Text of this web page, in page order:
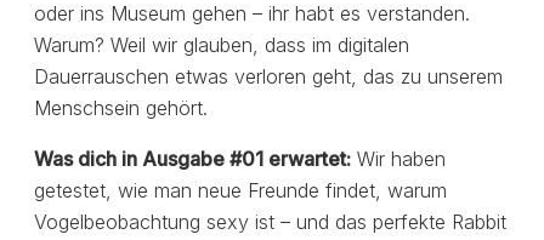
oder ins Museum gehen – ihr habt es verstanden.
Warum? Weil wir glauben, dass im digitalen
Dauerrauschen etwas verloren geht, das zu unserem
Menschsein gehört.
Was dich in Ausgabe #01 erwartet: Wir haben
getestet, wie man neue Freunde findet, warum
Vogelbeobachtung sexy ist – und das perfekte Rabbit